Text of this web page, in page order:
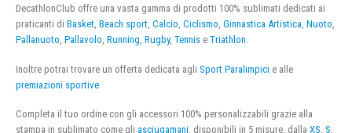
DecathlonClub offre una vasta gamma di prodotti 100% sublimati dedicati ai
praticanti di Basket, Beach sport, Calcio, Ciclismo, Ginnastica Artistica, Nuoto,
Pallanuoto, Pallavolo, Running, Rugby, Tennis e Triathlon.
Inoltre potrai trovare un offerta dedicata agli Sport Paralimpici e alle
premiazioni sportive
Completa il tuo ordine con gli accessori 100% personalizzabili grazie alla
stampa in sublimato come gli asciugamani , disponibili in 5 misure, dalla XS S